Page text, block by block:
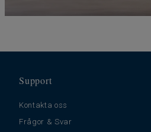
Support
Kontakta oss
Frågor & Svar